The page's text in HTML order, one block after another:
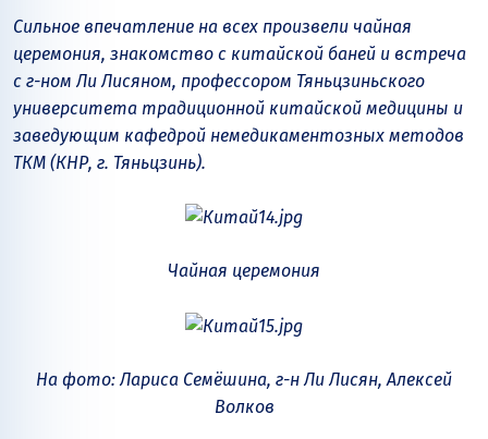
Сильное впечатление на всех произвели чайная
церемония, знакомство с китайской баней и встреча
с г-ном Ли Лисяном, профессором Тяньцзиньского
университета традиционной китайской медицины и
заведующим кафедрой немедикаментозных методов
ТКМ (КНР, г. Тяньцзинь).
Чайная церемония
На фото: Лариса Семёшина, г-н Ли Лисян, Алексей
Волков